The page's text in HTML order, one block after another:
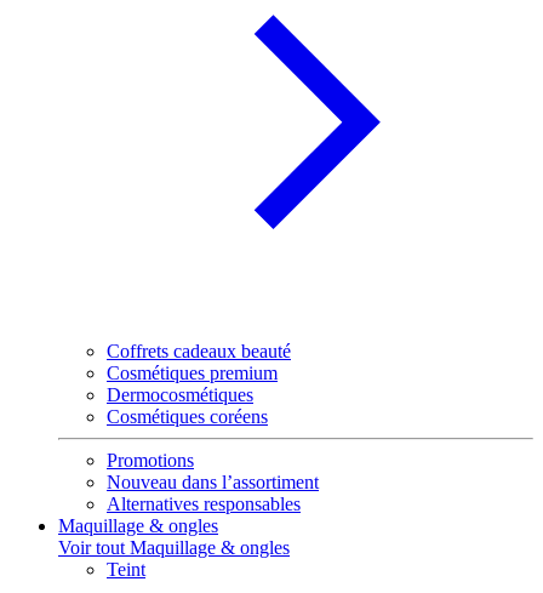
Coffrets cadeaux beauté
Cosmétiques premium
Dermocosmétiques
Cosmétiques coréens
Promotions
Nouveau dans l’assortiment
Alternatives responsables
Maquillage & ongles
Voir tout Maquillage & ongles
Teint